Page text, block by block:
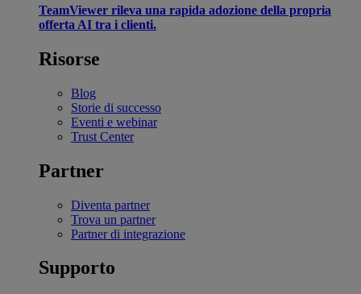
TeamViewer rileva una rapida adozione della propria
offerta AI tra i clienti.
Risorse
Blog
Storie di successo
Eventi e webinar
Trust Center
Partner
Diventa partner
Trova un partner
Partner di integrazione
Supporto